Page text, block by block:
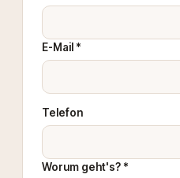
E-Mail *
Telefon
Worum geht's? *